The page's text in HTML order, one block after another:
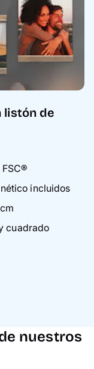
listón de
®
incluidos
cuadrado
nuestros